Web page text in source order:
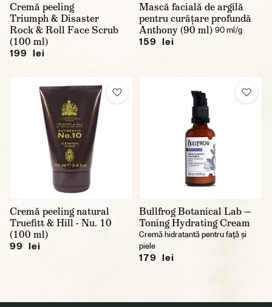
Cremă peeling
Triumph & Disaster
Rock & Roll Face Scrub
(100 ml)
199 lei
Mască facială de argilă
pentru curățare profundă
Anthony (90 ml) 90 ml/g
159 lei
Cremă peeling natural
Truefitt & Hill - Nu. 10
(100 ml)
99 lei
Bullfrog Botanical Lab —
Toning Hydrating Cream
Cremă hidratantă pentru față și
piele
179 lei